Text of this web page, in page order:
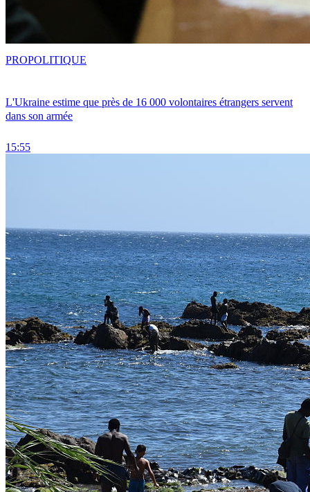
L'Ukraine estime que près de 16 000 volontaires étrangers servent
dans son armée
15:55
PROPOLITIQUE